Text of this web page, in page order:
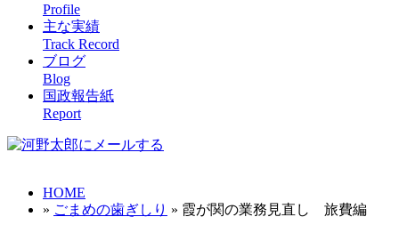
Profile
主な実績
Track Record
ブログ
Blog
国政報告紙
Report
HOME
» ごまめの歯ぎしり » 霞が関の業務見直し 旅費編